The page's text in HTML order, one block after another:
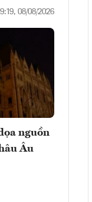
08/08/2026
nguồn
Âu